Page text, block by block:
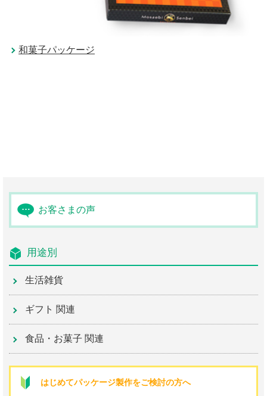
和菓子パッケージ
お客さまの声
用途別
生活雑貨
ギフト 関連
食品・お菓子 関連
はじめてパッケージ製作をご検討の方へ